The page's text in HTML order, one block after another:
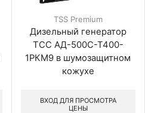
TSS Premium
Дизельный генератор
ТСС АД-500С-Т400-
1РКМ9 в шумозащитном
кожухе
ВХОД ДЛЯ ПРОСМОТРА
ЦЕНЫ